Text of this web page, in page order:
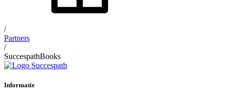
/
Partners
/
SuccespathBooks
Informatie